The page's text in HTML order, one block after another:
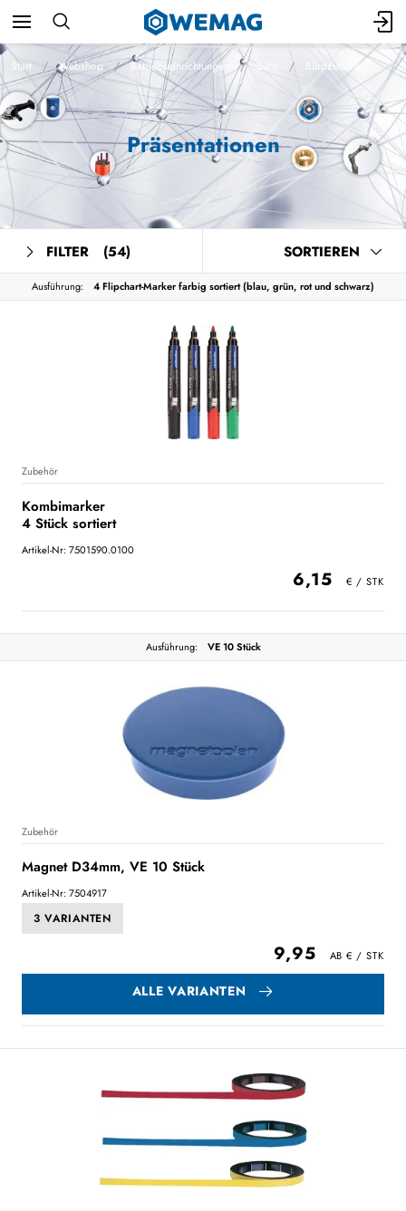
Start Webshop Betriebseinrichtungen Büro Bürozubehör
Präsentationen
FILTER (54) SORTIEREN
Ausführung: 4 Flipchart-Marker farbig sortiert (blau, grün, rot und schwarz)
Zubehör
Kombimarker
4 Stück sortiert
Artikel-Nr: 7501590.0100
6,15
Ausführung: VE 10 Stück
Zubehör
Magnet D34mm, VE 10 Stück
Artikel-Nr: 7504917
3 VARIANTEN
9,95
ALLE VARIANTEN